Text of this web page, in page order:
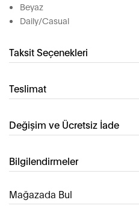
Beyaz
Daily/Casual
Taksit Seçenekleri
Teslimat
Değişim ve Ücretsiz İade
Bilgilendirmeler
Mağazada Bul